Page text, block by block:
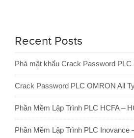
Recent Posts
Phá mật khẩu Crack Password PLC
Crack Password PLC OMRON All
Phần Mềm Lập Trình PLC HCFA –
Phần Mềm Lập Trình PLC Inovance